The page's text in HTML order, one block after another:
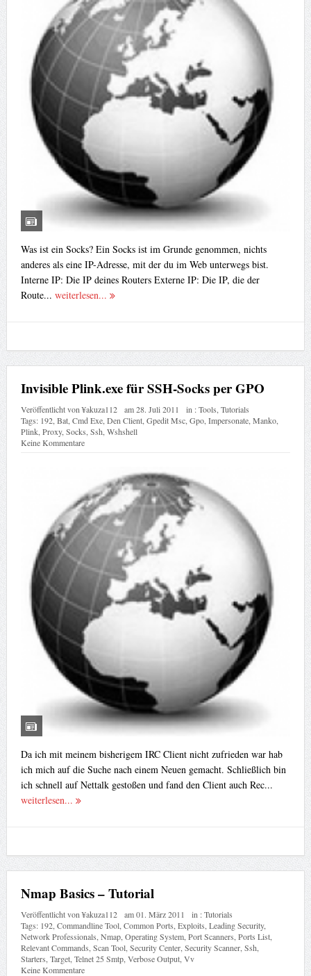
Was ist ein Socks? Ein Socks ist im Grunde genommen, nichts
anderes als eine IP-Adresse, mit der du im Web unterwegs bist.
Interne IP: Die IP deines Routers Externe IP: Die IP, die der
Route... weiterlesen...
Invisible Plink.exe für SSH-Socks per GPO
Veröffentlicht von¥akuza112 am28. Juli 2011 in :Tools Tutorials
Tags: 192, Bat, Cmd Exe, Den Client, Gpedit Msc, Gpo, Impersonate, Manko,
Plink, Proxy, Socks Ssh Wshshell
Keine Kommentare
Da ich mit meinem bisherigem IRC Client nicht zufrieden war hab
ich mich auf die Suche nach einem Neuen gemacht. Schließlich bin
ich schnell auf Nettalk gestoßen und fand den Client auch Rec...
weiterlesen...
Nmap Basics – Tutorial
Veröffentlicht von¥akuza112 am01. März 2011 in :Tutorials
Tags: 192, Commandline Tool, Common Ports Exploits Leading Security,
Network Professionals Nmap, Operating System, Port Scanners Ports List,
Relevant Commands Scan Tool, Security Center, Security Scanner, Ssh
Starters Target, Telnet 25 Smtp, Verbose Output, Vv
Keine Kommentare